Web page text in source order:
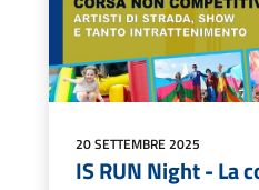
20 SETTEMBRE 2025
IS RUN Night - La